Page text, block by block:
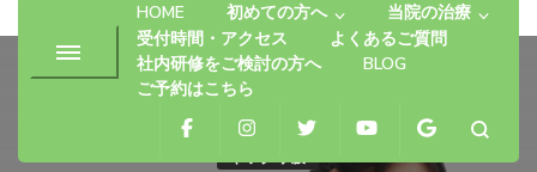
HOME 初めての方へ
当院の治療
受付時間・アクセス
よくあるご質問
社内研修をご検討の方へ
BLOG
ご予約はこちら
ギックリ腰